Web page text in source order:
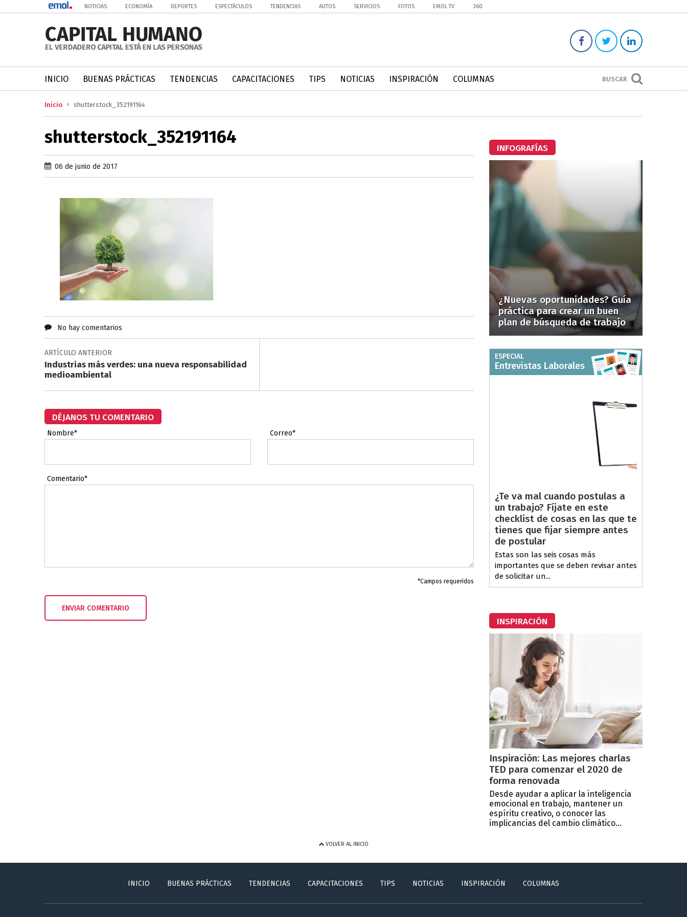
NOTICIAS ECONOMÍA DEPORTES ESPECTÁCULOS TENDENCIAS AUTOS SERVICIOS FOTOS EMOL TV 360
BUSCAR
INICIO BUENAS PRÁCTICAS TENDENCIAS CAPACITACIONES TIPS NOTICIAS INSPIRACIÓN COLUMNAS
Inicio shutterstock_352191164
shutterstock_352191164
06 de junio de 2017
No hay comentarios
ARTÍCULO ANTERIOR
Industrias más verdes: una nueva responsabilidad
medioambiental
DÉJANOS TU COMENTARIO
Nombre* Correo*
Comentario*
*Campos requeridos
INFOGRAFÍAS
¿Nuevas oportunidades? Guía
práctica para crear un buen
plan de búsqueda de trabajo
ESPECIAL
Entrevistas Laborales
¿Te va mal cuando postulas a
un trabajo? Fíjate en este
checklist de cosas en las que te
tienes que fijar siempre antes
de postular
Estas son las seis cosas más
importantes que se deben revisar antes
de solicitar un...
INSPIRACIÓN
Inspiración: Las mejores charlas
TED para comenzar el 2020 de
forma renovada
Desde ayudar a aplicar la inteligencia
emocional en trabajo, mantener un
espíritu creativo, o conocer las
implicancias del cambio climático...
VOLVER AL INICIO
INICIO BUENAS PRÁCTICAS TENDENCIAS CAPACITACIONES TIPS NOTICIAS INSPIRACIÓN COLUMNAS